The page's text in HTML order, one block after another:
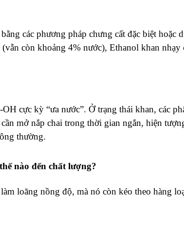
các phương pháp chưng cất đặc biệt hoặc
còn khoảng 4% nước), Ethanol khan nhạy
cực kỳ “ưa nước”. Ở trạng thái khan, các
mở nắp chai trong thời gian ngắn, hiện
thường.
nào đến chất lượng?
loãng nồng độ, mà nó còn kéo theo hàng